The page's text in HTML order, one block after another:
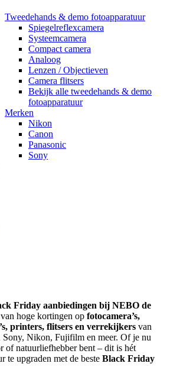
Tweedehands & demo fotoapparatuur
Spiegelreflexcamera
Systeemcamera
Compact camera
Analoog
Lenzen / Objectieven
Camera flitsers
Bekijk alle tweedehands & demo
fotoapparatuur
Merken
Nikon
Canon
Panasonic
Sony
Friday aanbiedingen bij NEBO de
hoge kortingen op fotocamera’s,
printers, flitsers en verrekijkers van
Sony, Nikon, Fujifilm en meer. Of je nu
of natuurliefhebber bent – dit is hét
te upgraden met de beste Black Friday